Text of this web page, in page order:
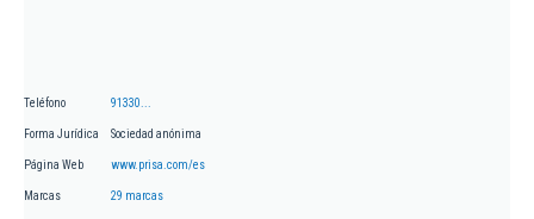
Teléfono 91330...
Forma Jurídica Sociedad anónima
Página Web www.prisa.com/es
Marcas 29 marcas